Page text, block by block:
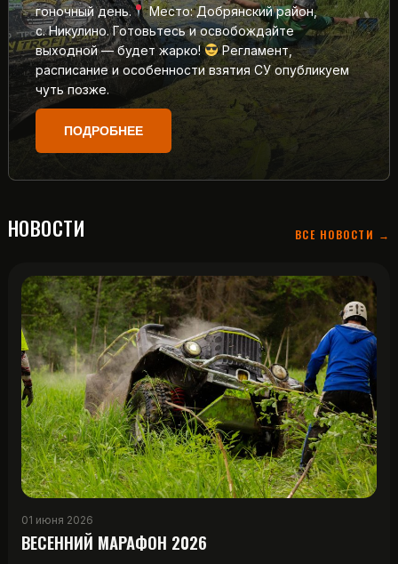
гоночный день.
Место: Добрянский район,
с. Никулино. Готовьтесь и освобождайте
выходной — будет жарко!
Регламент,
расписание и особенности взятия СУ опубликуем
чуть позже.
ПОДРОБНЕЕ
НОВОСТИ ВСЕ НОВОСТИ →
01 июня 2026
ВЕСЕННИЙ МАРАФОН 2026